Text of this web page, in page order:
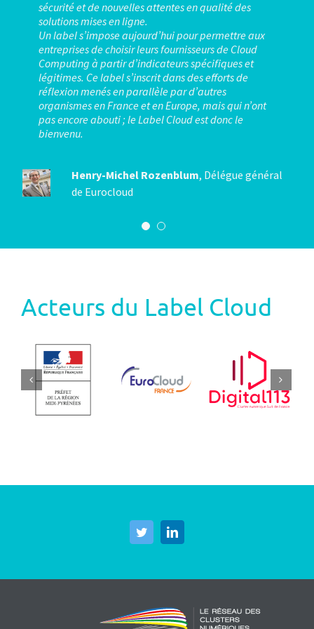
sécurité et de nouvelles attentes en qualité des
solutions mises en ligne.
Un label s’impose aujourd’hui pour permettre aux
entreprises de choisir leurs fournisseurs de Cloud
Computing à partir d’indicateurs spécifiques et
légitimes. Ce label s’inscrit dans des efforts de
réflexion menés en parallèle par d’autres
organismes en France et en Europe, mais qui n’ont
pas encore abouti ; le Label Cloud est donc le
bienvenu.
Henry-Michel Rozenblum, Délégue général
de Eurocloud
valeur dans la distribution. PartnerVIP doit être
l’écho de toutes les initiatives destinées à valoriser
l’organisation de la profession. France IT va dans ce
sens et nous souhaitons un grand succès à cette
démarche.
Jack Mandard Co-fondateur de Partner VIP
CEO de compuBase
Acteurs du Label Cloud